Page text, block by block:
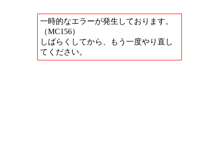
一時的なエラーが発生しております。
（MC156）
しばらくしてから、もう一度やり直し
てください。